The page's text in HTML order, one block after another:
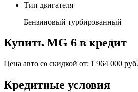
Тип двигателя
Бензиновый турбированный
Купить MG 6 в кредит
Цена авто со скидкой от: 1 964 000 руб.
Кредитные условия